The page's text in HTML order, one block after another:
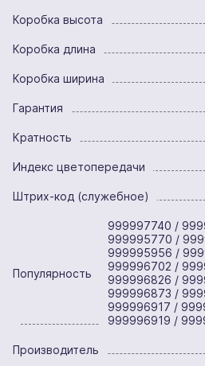
Коробка высота
Коробка длина
Коробка ширина
Гарантия
Кратность
Индекс цветопередачи
Штрих-код (служебное)
Популярность
999997740 /
999995770 /
999995956 /
999996702 /
999996826 /
999996873 /
999996917 /
999996919 /
Производитель